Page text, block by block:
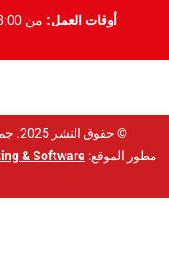
أوقات العمل: من 8:00 ص حتى 10:00 م (عدا الجمعة)
© حقوق النشر 2025. جميع الحقوق محفوظة لـ مركز قمة المنار
مطور الموقع:& Software -